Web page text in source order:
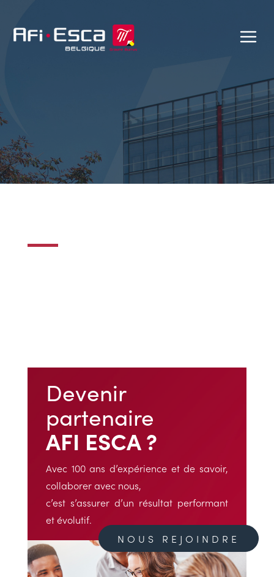
Devenir
partenaire
AFI ESCA ?
Avec 100 ans d’expérience et de savoir,
collaborer avec nous,
c’est s’assurer d’un résultat performant
et évolutif.
NOUS REJOINDRE